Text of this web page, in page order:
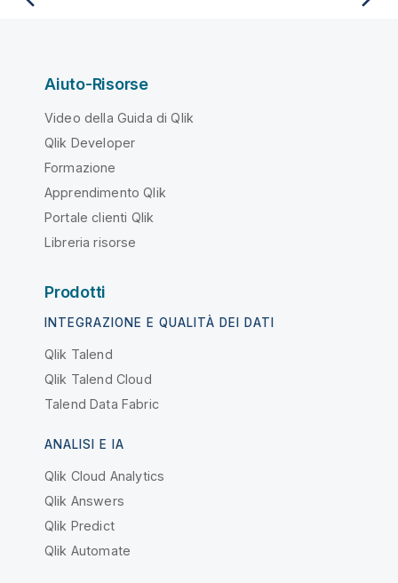
Aiuto-Risorse
Video della Guida di Qlik
Qlik Developer
Formazione
Apprendimento Qlik
Portale clienti Qlik
Libreria risorse
Prodotti
INTEGRAZIONE E QUALITÀ DEI DATI
Qlik Talend
Qlik Talend Cloud
Talend Data Fabric
ANALISI E IA
Qlik Cloud Analytics
Qlik Answers
Qlik Predict
Qlik Automate